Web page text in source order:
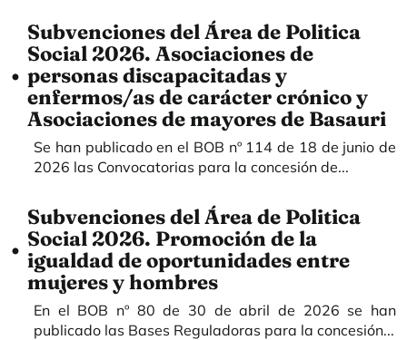
Subvenciones del Área de Politica
Social 2026. Asociaciones de
personas discapacitadas y
enfermos/as de carácter crónico y
Asociaciones de mayores de Basauri
Se han publicado en el BOB nº 114 de 18 de junio de
2026 las Convocatorias para la concesión de...
Subvenciones del Área de Politica
Social 2026. Promoción de la
igualdad de oportunidades entre
mujeres y hombres
En el BOB nº 80 de 30 de abril de 2026 se han
publicado las Bases Reguladoras para la concesión...